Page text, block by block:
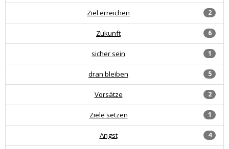
2
Ziel erreichen
6
Zukunft
1
sicher sein
5
dran bleiben
2
Vorsätze
1
Ziele setzen
4
Angst